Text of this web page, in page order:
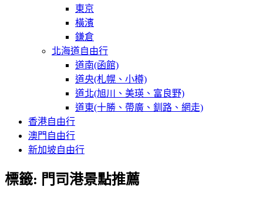
東京
橫濱
鎌倉
北海道自由行
道南(函館)
道央(札幌、小樽)
道北(旭川、美瑛、富良野)
道東(十勝、帶廣、釧路、網走)
香港自由行
澳門自由行
新加坡自由行
標籤: 門司港景點推薦